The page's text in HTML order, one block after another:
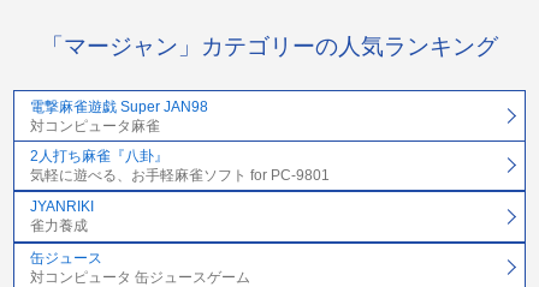
「マージャン」カテゴリーの人気ランキング
電撃麻雀遊戯 Super JAN98
対コンピュータ麻雀
2人打ち麻雀『八卦』
気軽に遊べる、お手軽麻雀ソフト for PC-9801
JYANRIKI
雀力養成
缶ジュース
対コンピュータ 缶ジュースゲーム